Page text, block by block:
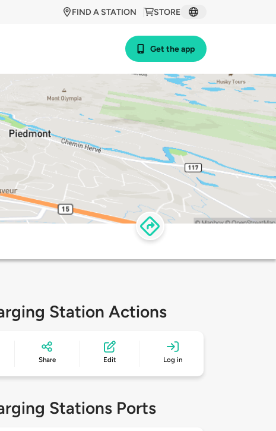
STORE
FIND A STATION
Get the app
Station Actions
Share Edit Log in
Stations Ports